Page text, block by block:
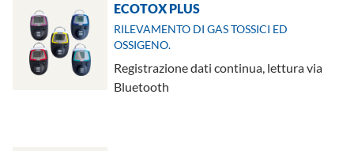
ECOTOX PLUS
RILEVAMENTO DI GAS TOSSICI ED
OSSIGENO.
Registrazione dati continua, lettura via
Bluetooth